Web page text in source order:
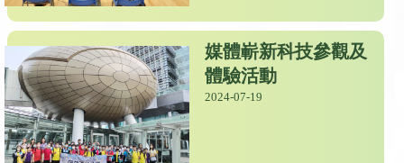
媒體嶄新科技參觀及
體驗活動
2024-07-19